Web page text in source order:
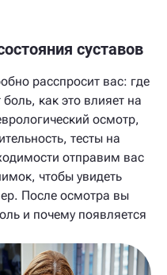
суставов
расспросит вас: где
как это влияет на
осмотр,
тесты на
отправим вас
чтобы увидеть
После осмотра вы
и почему появляется